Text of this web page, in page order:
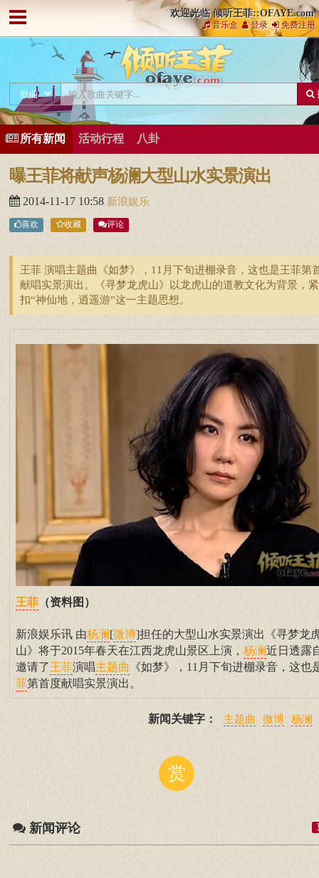
欢迎光临 倾听王菲::OFAYE.com
音乐盒 登录 免费注册
所有新闻 活动行程 八卦
曝王菲将献声杨澜大型山水实景演出
2014-11-17 10:58 新浪娱乐
喜欢 收藏 评论
王菲 演唱主题曲《如梦》，11月下旬进棚录音，这也是王菲第
献唱实景演出。《寻梦龙虎山》以龙虎山的道教文化为背景，紧
扣“神仙地，逍遥游”这一主题思想。
王菲 （资料图）
新浪娱乐讯 由杨澜[微博]担任的大型山水实景演出《寻梦龙
山》将于2015年春天在江西龙虎山景区上演， 杨澜近日透露
邀请了王菲演唱主题曲 《如梦》，11月下旬进棚录音，这也
菲第首度献唱实景演出。
新闻关键字： 主题曲 微博 杨澜
赏
新闻评论